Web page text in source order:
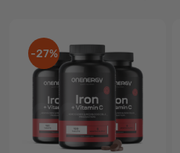
-27%